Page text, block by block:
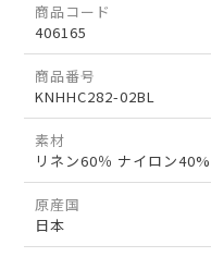
商品コード
406165
商品番号
KNHHC282-02BL
素材
リネン60％ ナイロン40%
原産国
日本